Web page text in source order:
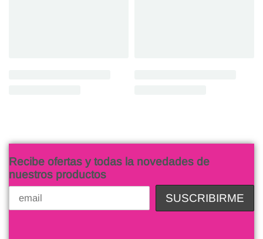
Recibe ofertas y todas la novedades de
nuestros productos